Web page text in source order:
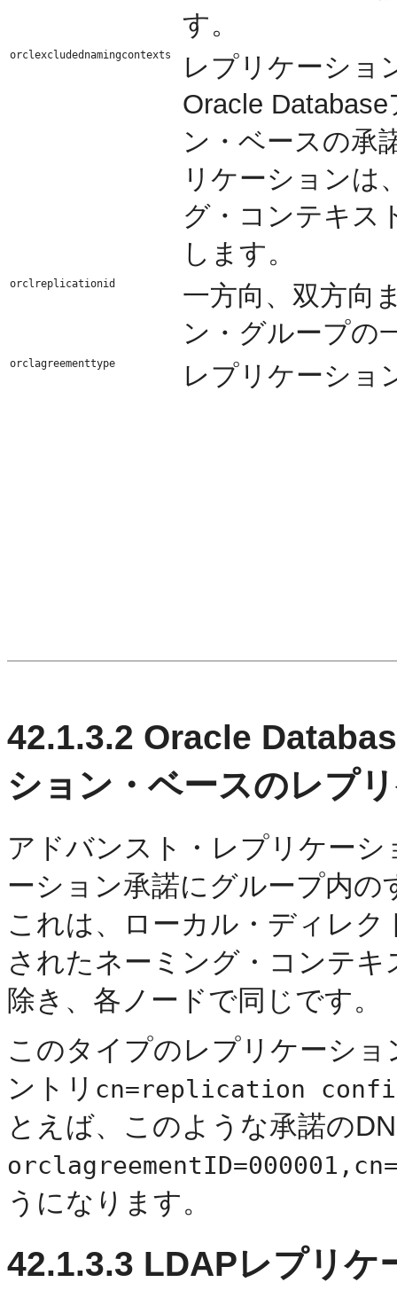
す。
orclexcludednamingcontexts
レプリケーショ
Oracle
ン・ベースの承
リケーションは
グ・コンテキス
します。
orclreplicationid
一方向、双方向
ン・グループの
orclagreementtype レプリケーショ
42.1.3.2 Oracle
ション・ベースのレプ
アドバンスト・レプリケー
ーション承諾にグループ内
これは、ローカル・ディレ
されたネーミング・コンテ
除き、各ノードで同じです。
このタイプのレプリケーシ
ントリ cn=replication
とえば、このような承諾の
うになります。
42.1.3.3 LDAPレプリケ